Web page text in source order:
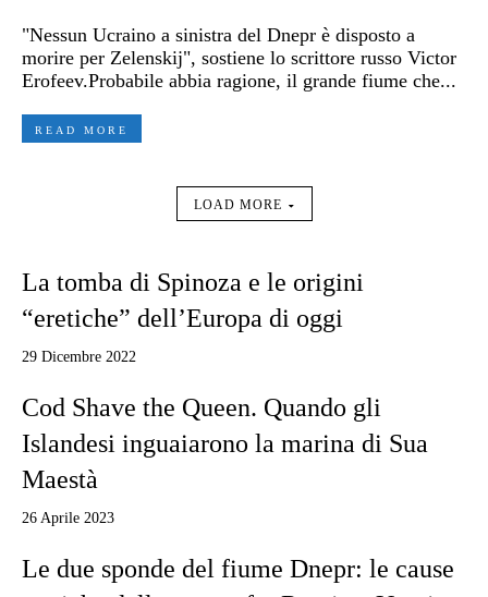
"Nessun Ucraino a sinistra del Dnepr è disposto a
morire per Zelenskij", sostiene lo scrittore russo Victor
Erofeev.Probabile abbia ragione, il grande fiume che...
READ MORE
LOAD MORE
La tomba di Spinoza e le origini
“eretiche” dell’Europa di oggi
29 Dicembre 2022
Cod Shave the Queen. Quando gli
Islandesi inguaiarono la marina di Sua
Maestà
26 Aprile 2023
Le due sponde del fiume Dnepr: le cause